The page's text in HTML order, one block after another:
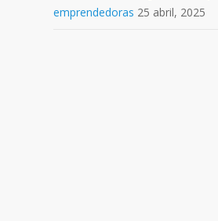
emprendedoras 25 abril, 2025